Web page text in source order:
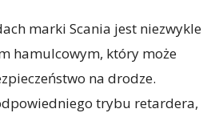
marki Scania jest niezwykle
hamulcowym, który może
na drodze.
trybu retardera,